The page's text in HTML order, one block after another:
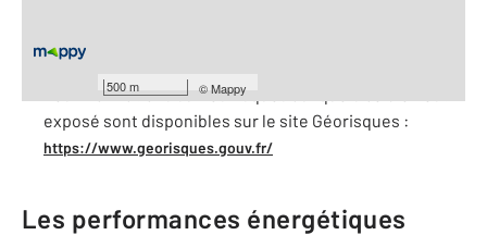
500 m ©Mappy
À savoir
Les informations sur les risques auxquels ce bien est
exposé sont disponibles sur le site Géorisques :
https://www.georisques.gouv.fr/
Les performances énergétiques